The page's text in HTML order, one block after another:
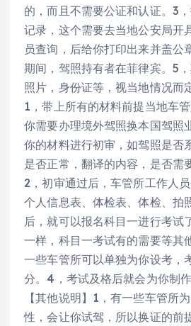
的，而且不需要公证和认证。3
记录，这个需要去当地公安局开
员查询，后给你打印出来并盖公
期间，驾照持有者在菲律宾。5
照片，身份证等，视当地情况而
1，带上所有的材料前提当地车
你需要办理境外驾照换本国驾照
你的材料进行初审，如驾照是否
是否正常，翻译的内容，是否需
2，初审通过后，车管所工作人
个人信息表、体检表、体检、拍
后，就可以报名科目一进行考试
一样，科目一考试有的需要等其
一些车管所可以单独为你设考，
分。4，考试及格后就会为你制
【其他说明】1，有一些车管所
性，会让你试驾，所以换证的前